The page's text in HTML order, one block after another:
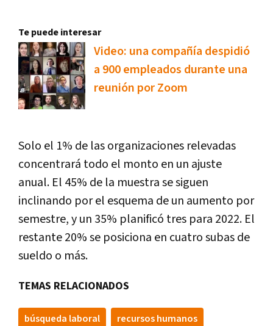
Te puede interesar
Video: una compañía despidió
a 900 empleados durante una
reunión por Zoom
Solo el 1% de las organizaciones relevadas
concentrará todo el monto en un ajuste
anual. El 45% de la muestra se siguen
inclinando por el esquema de un aumento por
semestre, y un 35% planificó tres para 2022. El
restante 20% se posiciona en cuatro subas de
sueldo o más.
TEMAS RELACIONADOS
búsqueda laboral recursos humanos